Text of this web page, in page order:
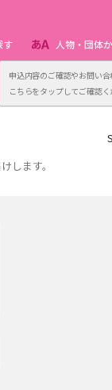
申込内容のご確認やお問い合
こちらをタップしてご確認く
す 人物・団体
します。